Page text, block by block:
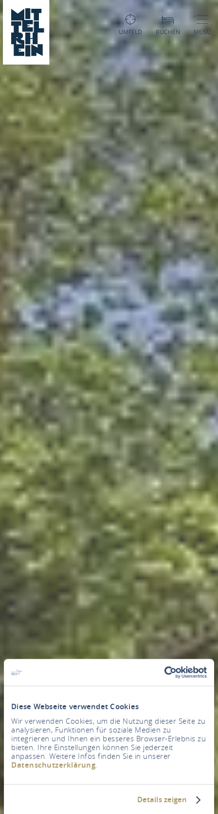
Diese Webseite verwendet Cookies
Wir verwenden Cookies, um die Nutzung dieser Seite zu
analysieren, Funktionen für soziale Medien zu
integrieren und Ihnen ein besseres Browser-Erlebnis zu
bieten. Ihre Einstellungen können Sie jederzeit
anpassen. Weitere Infos finden Sie in unserer
Datenschutzerklärung.
Details zeigen
UMFELD BUCHEN MENÜ